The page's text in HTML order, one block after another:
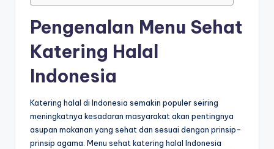
Pengenalan Menu Sehat
Katering Halal
Indonesia
Katering halal di Indonesia semakin populer seiring
meningkatnya kesadaran masyarakat akan pentingnya
asupan makanan yang sehat dan sesuai dengan prinsip-
prinsip agama. Menu sehat katering halal Indonesia